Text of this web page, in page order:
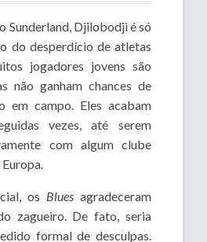
Sunderland, Djilobodji é só
do desperdício de atletas
jogadores jovens são
não ganham chances de
em campo. Eles acabam
vezes, até serem
com algum clube
os Bluesagradeceram
zagueiro. De fato, seria
formal de desculpas.